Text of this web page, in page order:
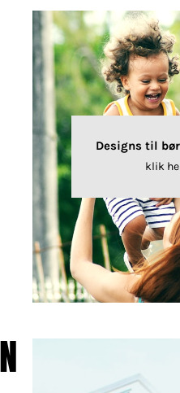
Designs til
klik